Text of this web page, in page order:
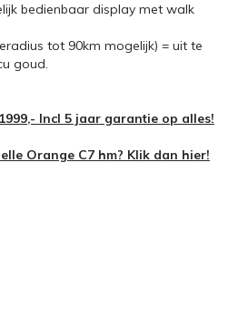
bedienbaar display met walk
tot 90km mogelijk) = uit te
goud.
Incl 5 jaar garantie op alles!
Orange C7 hm? Klik dan hier!